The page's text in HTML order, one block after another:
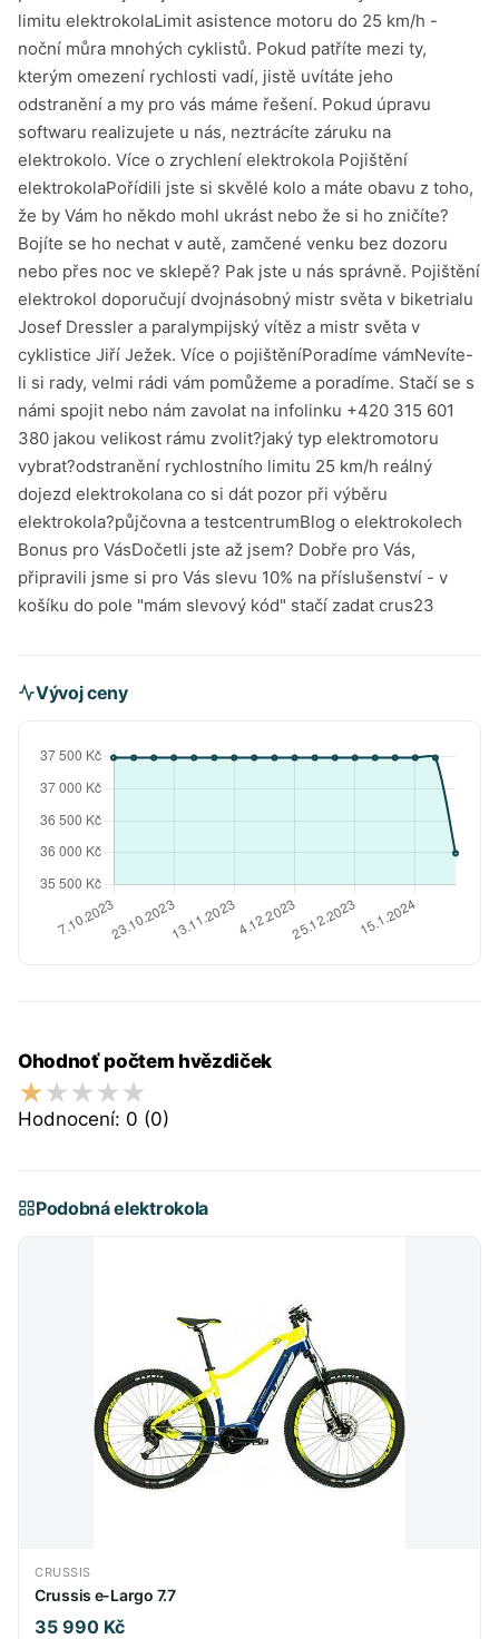
Vývoj ceny
Ohodnoť počtem hvězdiček
Hodnocení: 0 (0)
Podobná elektrokola
CRUSSIS
Crussis e-Largo 7.7
35 990 Kč